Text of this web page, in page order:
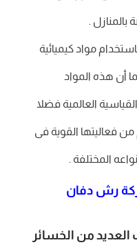
بالمنازل .
مواد كيميائية
أن هذه المواد
العالمية فضلا
من فعاليتها القوية فى
المختلفة .
رش دفان
من الخسائر